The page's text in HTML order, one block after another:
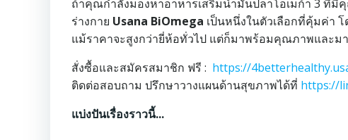
ถ้าคุณกำลังมองหาอาหารเสริมน้ำมันปลาโอเมก้า 3 ที่
ร่างกาย Usana BiOmega เป็นหนึ่งในตัวเลือกที่คุ้มค่า
แม้ราคาจะสูงกว่ายี่ห้อทั่วไป แต่ก็มาพร้อมคุณภาพและม
สั่งซื้อและสมัครสมาชิก ฟรี : https://
ติดต่อสอบถาม ปรึกษาวางแผนด้านสุขภาพได้ที่ https://
แบ่งปันเรื่องราวนี้...